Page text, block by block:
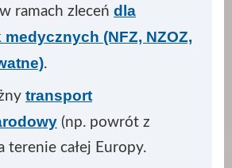
ramach zleceń dla
(NFZ, NZOZ,
.
transport
(np. powrót z
terenie całej Europy.